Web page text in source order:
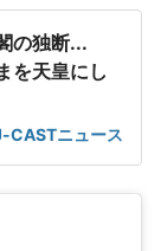
の独断...
を天皇にし
CASTニュース